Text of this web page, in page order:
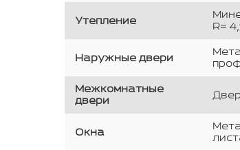
Утепление
R=
Наружные двери
Межкомнатные
двери
Окна